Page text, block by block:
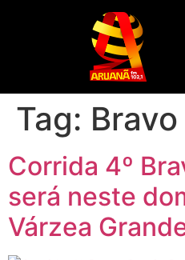
Tag: Bravo
Corrida 4º
será neste
Várzea